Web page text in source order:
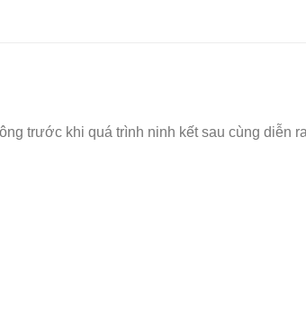
trước khi quá trình ninh kết sau cùng diễn